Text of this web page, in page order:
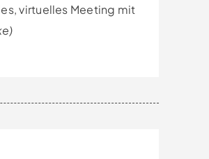
virtuelles Meeting mit